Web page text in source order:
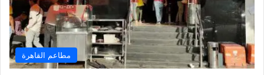
مطاعم القاهرة